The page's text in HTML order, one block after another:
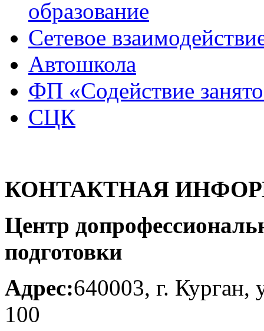
образование
Сетевое
Автошкола
ФП «Содействие
СЦК
КОНТАКТНАЯ
Центр
подготовки
Адрес:640003, г. Курган,
100